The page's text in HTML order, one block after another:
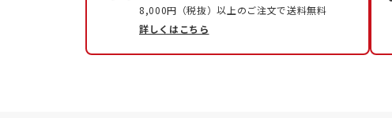
8,000円（税抜）以上のご注文で送料無料
詳しくはこちら